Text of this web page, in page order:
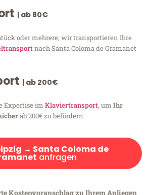
| ab 80€
oder mehrere, wir transportieren Ihre
nach Santa Coloma de Gramanet
| ab 200€
Expertise im Klaviertransport, um Ihr
ab 200€ zu befördern.
→ Santa Coloma de
anfragen
Kostenvoranschlag zu Ihrem Anliegen